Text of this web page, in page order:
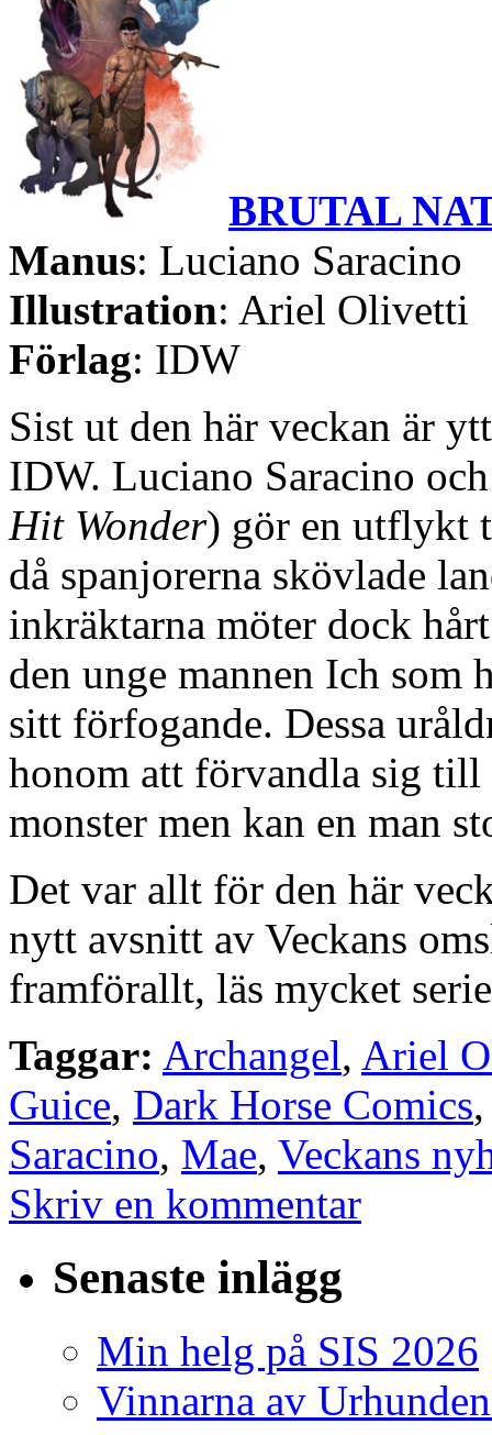
BRUTAL
Manus: Luciano Saracino
Illustration: Ariel Olivetti
Förlag: IDW
Sist ut den här veckan är
IDW. Luciano Saracino
Hit Wonder) gör en utflykt
då spanjorerna skövlade
inkräktarna möter dock
den unge mannen Ich som
sitt förfogande. Dessa
honom att förvandla sig till
monster men kan en man
Det var allt för den här
nytt avsnitt av Veckans
framförallt, läs mycket
Taggar: Archangel, Ariel
Guice, Dark Horse Comics
Saracino, Mae, Veckans
Skriv en kommentar
Senaste inlägg
Min helg på SIS 2026
Vinnarna av